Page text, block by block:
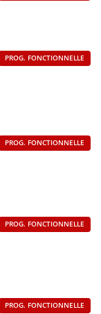
PROG. FONCTIONNELLE
PROG. FONCTIONNELLE
PROG. FONCTIONNELLE
PROG. FONCTIONNELLE